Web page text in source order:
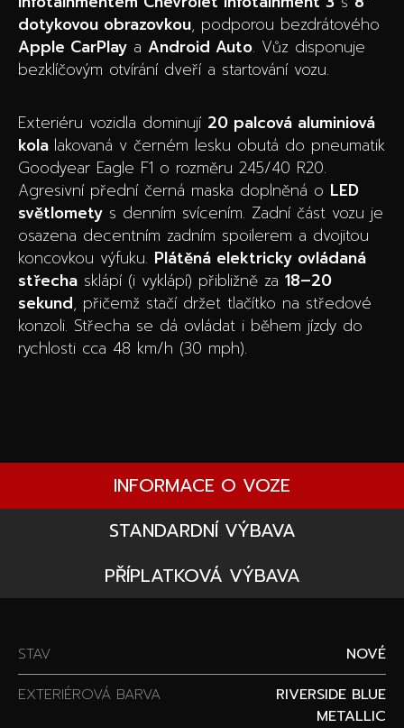
dotykovou obrazovkou, podporou bezdrátového
Apple CarPlay a Android Auto. Vůz disponuje
bezklíčovým otvírání dveří a startování vozu.
Exteriéru vozidla dominují 20 palcová aluminiová
kola lakovaná v černém lesku obutá do pneumatik
Goodyear Eagle F1 o rozměru 245/40 R20.
Agresivní přední černá maska doplněná o LED
světlomety s denním svícením. Zadní část vozu je
osazena decentním zadním spoilerem a dvojitou
koncovkou výfuku. Plátěná elektricky ovládaná
střecha sklápí (i vyklápí) přibližně za 18–20
sekund, přičemž stačí držet tlačítko na středové
konzoli. Střecha se dá ovládat i během jízdy do
rychlosti cca 48 km/h (30 mph).
INFORMACE O VOZE
STANDARDNÍ VÝBAVA
PŘÍPLATKOVÁ VÝBAVA
STAV
NOVÉ
EXTERIÉROVÁ BARVA
RIVERSIDE BLUE
METALLIC